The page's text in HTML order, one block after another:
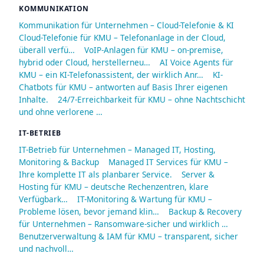
KOMMUNIKATION
Kommunikation für Unternehmen – Cloud-Telefonie & KI
Cloud-Telefonie für KMU – Telefonanlage in der Cloud,
überall verfü…
VoIP-Anlagen für KMU – on-premise,
hybrid oder Cloud, herstellerneu…
AI Voice Agents für
KMU – ein KI-Telefonassistent, der wirklich Anr…
KI-
Chatbots für KMU – antworten auf Basis Ihrer eigenen
Inhalte.
24/7-Erreichbarkeit für KMU – ohne Nachtschicht
und ohne verlorene …
IT-BETRIEB
IT-Betrieb für Unternehmen – Managed IT, Hosting,
Monitoring & Backup
Managed IT Services für KMU –
Ihre komplette IT als planbarer Service.
Server &
Hosting für KMU – deutsche Rechenzentren, klare
Verfügbark…
IT-Monitoring & Wartung für KMU –
Probleme lösen, bevor jemand klin…
Backup & Recovery
für Unternehmen – Ransomware-sicher und wirklich …
Benutzerverwaltung & IAM für KMU – transparent, sicher
und nachvoll…